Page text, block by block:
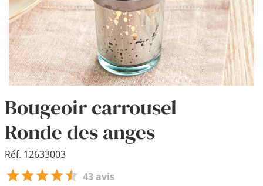
Bougeoir carrousel
Ronde des anges
Réf. 12633003
43 avis